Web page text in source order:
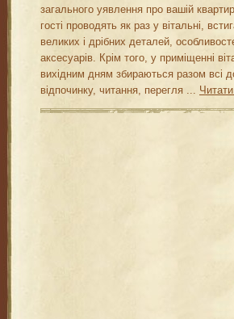
загального уявлення про вашій
гості проводять як раз у вітальні,
великих і дрібних деталей,
аксесуарів. Крім того, у приміщенні
вихідним дням збираються разом всі
відпочинку, читання, перегля ...